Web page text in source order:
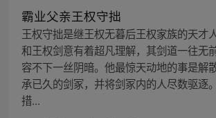
霸业父亲王权守拙
王权守拙是继王权无暮后王权家族的天才
和王权剑意有着超凡理解，其剑道一往无
容不下一丝阴暗。他最惊天动地的事是解
承已久的剑冢，并将剑冢内的人尽数驱逐
措...